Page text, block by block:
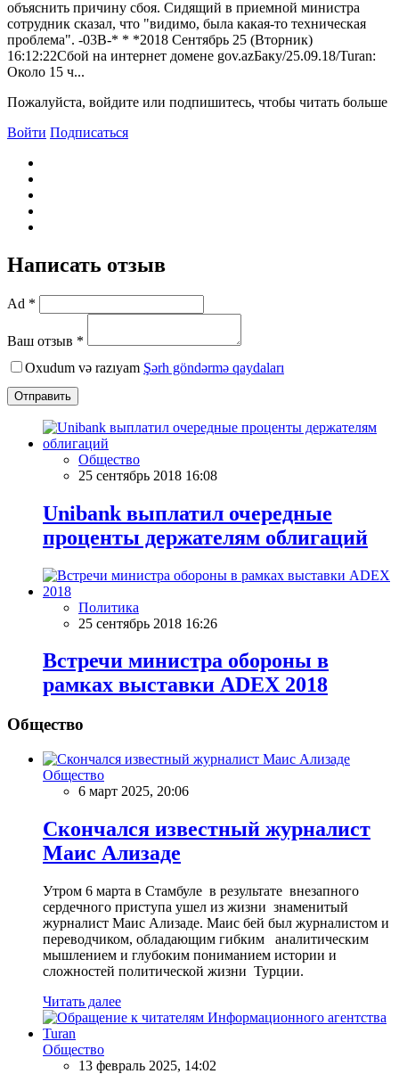
объяснить причину сбоя. Сидящий в приемной министра
сотрудник сказал, что "видимо, была какая-то техническая
проблема". -03B-* * *2018 Сентябрь 25 (Bторник)
16:12:22Сбой на интернет домене gov.azБаку/25.09.18/Turan:
Около 15 ч...
Пожалуйста, войдите или подпишитесь, чтобы читать больше
Войти Подписаться
Написать отзыв
Ad *
Ваш отзыв *
Oxudum və razıyam Şərh göndərmə qaydaları
Отправить
Общество
25 сентябрь 2018 16:08
Unibank выплатил очередные
проценты держателям облигаций
Политика
25 сентябрь 2018 16:26
Встречи министра обороны в
рамках выставки ADEX 2018
Общество
Общество
6 март 2025, 20:06
Скончался известный журналист
Маис Ализаде
Утром 6 марта в Стамбуле в результате внезапного
сердечного приступа ушел из жизни знаменитый
журналист Маис Ализаде. Маис бей был журналистом и
переводчиком, обладающим гибким аналитическим
мышлением и глубоким пониманием истории и
сложностей политической жизни Турции.
Читать далее
Общество
13 февраль 2025, 14:02